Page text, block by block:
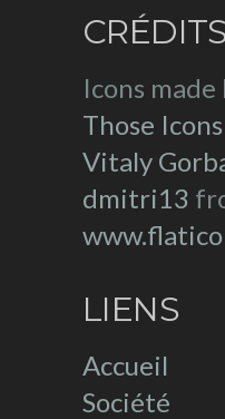
CRÉDITS
Icons made
Those Icons
Vitaly
dmitri13
LIENS
Accueil
Société